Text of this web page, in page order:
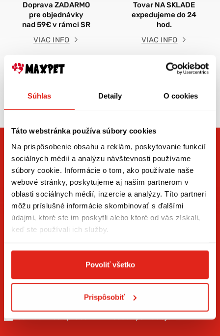
Súhlas Detaily O cookies
Táto webstránka používa súbory cookies
Na prispôsobenie obsahu a reklám, poskytovanie funkcií
sociálnych médií a analýzu návštevnosti používame
súbory cookie. Informácie o tom, ako používate naše
webové stránky, poskytujeme aj našim partnerom v
oblasti sociálnych médií, inzercie a analýzy. Títo partneri
môžu príslušné informácie skombinovať s ďalšími
údajmi, ktoré ste im poskytli alebo ktoré od vás získali,
keď ste používali ich služby.
Povoliť všetko
Prispôsobiť
Doprava ZADARMO
pre objednávky
nad 59€ v rámci SR
VIAC INFO
Tovar NA SKLADE
expedujeme do 24
hod.
VIAC INFO
Zasielame aj do ČR,
ZÍSKAJTE NOVINKY AKO PRVÝ
Prihláste sa na odber newslettera a buďte prvý, kto má